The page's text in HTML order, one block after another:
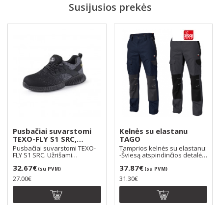
Susijusios prekės
Pusbačiai suvarstomi
TEXO-FLY S1 SRC,
spalva: juoda/pilka
Pusbačiai suvarstomi TEXO-
FLY S1 SRC. Užrišami
32.67€ (su PVM)
27.00€
Kelnės su elastanu
TAGO
Tamprios kelnės su elastanu:
-Šviesą atspindinčios detalės;
-Elastin..
37.87€ (su PVM)
31.30€